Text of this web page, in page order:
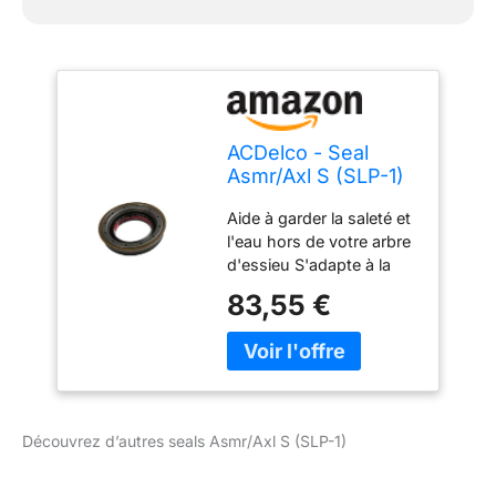
ACDelco - Seal
Asmr/Axl S (SLP-1)
Aide à garder la saleté et
l'eau hors de votre arbre
d'essieu S'adapte à la
aider à fournir un
fonctionnement sans
fuite Certaines pièces
nom d'équipement
83,55 €
Découvrez d’autres seals Asmr/Axl S (SLP-1)